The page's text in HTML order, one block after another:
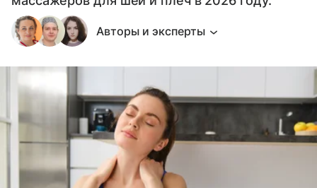
Авторы и эксперты